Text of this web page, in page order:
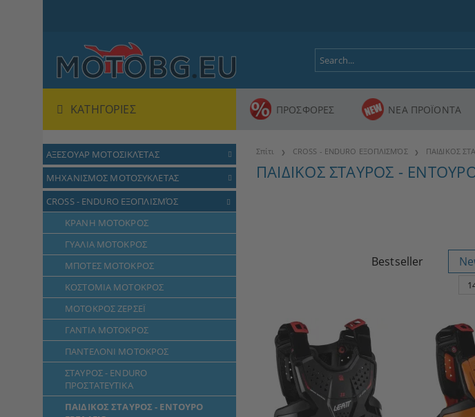
ΚΑΤΗΓΟΡΊΕΣ ΠΡΟΣΦΟΡΕΣ ΝΕΑ ΠΡΟΪΟΝΤΑ
ΑΞΕΣΟΥΑΡ ΜΟΤΟΣΙΚΛΈΤΑΣ
ΜΗΧΑΝΙΣΜΟΣ ΜΟΤΟΣΥΚΛΕΤΑΣ
CROSS - ENDURO ΕΞΟΠΛΙΣΜΌΣ
ΚΡΑΝΗ ΜΟΤΟΚΡΟΣ
ΓΥΑΛΙΑ ΜΟΤΟΚΡΟΣ
ΜΠΟΤΕΣ ΜΟΤΟΚΡΟΣ
ΚΟΣΤΟΜΙΑ ΜΟΤΟΚΡΟΣ
ΜΟΤΟΚΡΟΣ ΖΕΡΣΕΪ
ΓΑΝΤΙΑ ΜΟΤΟΚΡΟΣ
ΠΑΝΤΕΛΟΝΙ ΜΟΤΟΚΡΟΣ
ΣΤΑΥΡΟΣ - ENDURO
ΠΡΟΣΤΑΤΕΥΤΙΚΑ
ΠΑΙΔΙΚΟΣ ΣΤΑΥΡΟΣ - ΕΝΤΟΥΡΟ
Σπίτι CROSS - ENDURO ΕΞΟΠΛΙΣΜΌΣ ΠΑΙΔΙΚΟΣ
ΠΑΙΔΙΚΟΣ ΣΤΑΥΡΟΣ -
Bestseller